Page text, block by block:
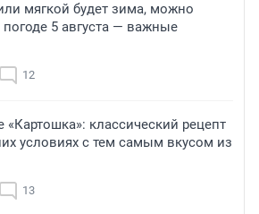
мягкой будет зима, можно
погоде 5 августа — важные
12
классический рецепт
условиях с тем самым вкусом из
13